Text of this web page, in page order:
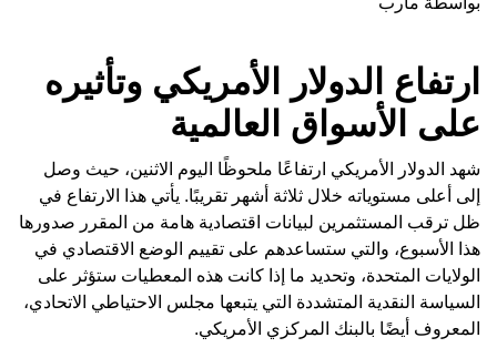
ارتفاع الدولار الأمريكي وتأثيره
على الأسواق العالمية
شهد الدولار الأمريكي ارتفاعًا ملحوظًا اليوم الاثنين، حيث وصل
إلى أعلى مستوياته خلال ثلاثة أشهر تقريبًا. يأتي هذا الارتفاع في
ظل ترقب المستثمرين لبيانات اقتصادية هامة من المقرر صدورها
هذا الأسبوع، والتي ستساعدهم على تقييم الوضع الاقتصادي في
الولايات المتحدة، وتحديد ما إذا كانت هذه المعطيات ستؤثر على
السياسة النقدية المتشددة التي يتبعها مجلس الاحتياطي الاتحادي،
المعروف أيضًا بالبنك المركزي الأمريكي.